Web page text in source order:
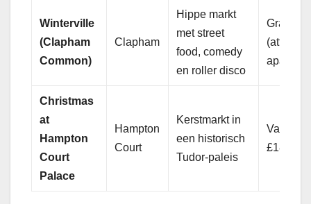
Winterville
(Clapham
Common)
Clapham
Hippe markt
met street
food, comedy
en roller disco
Gratis
apart)
Christmas
at
Hampton
Court
Palace
Hampton
Court
Kerstmarkt in
een historisch
Tudor-paleis
Vanaf
£18